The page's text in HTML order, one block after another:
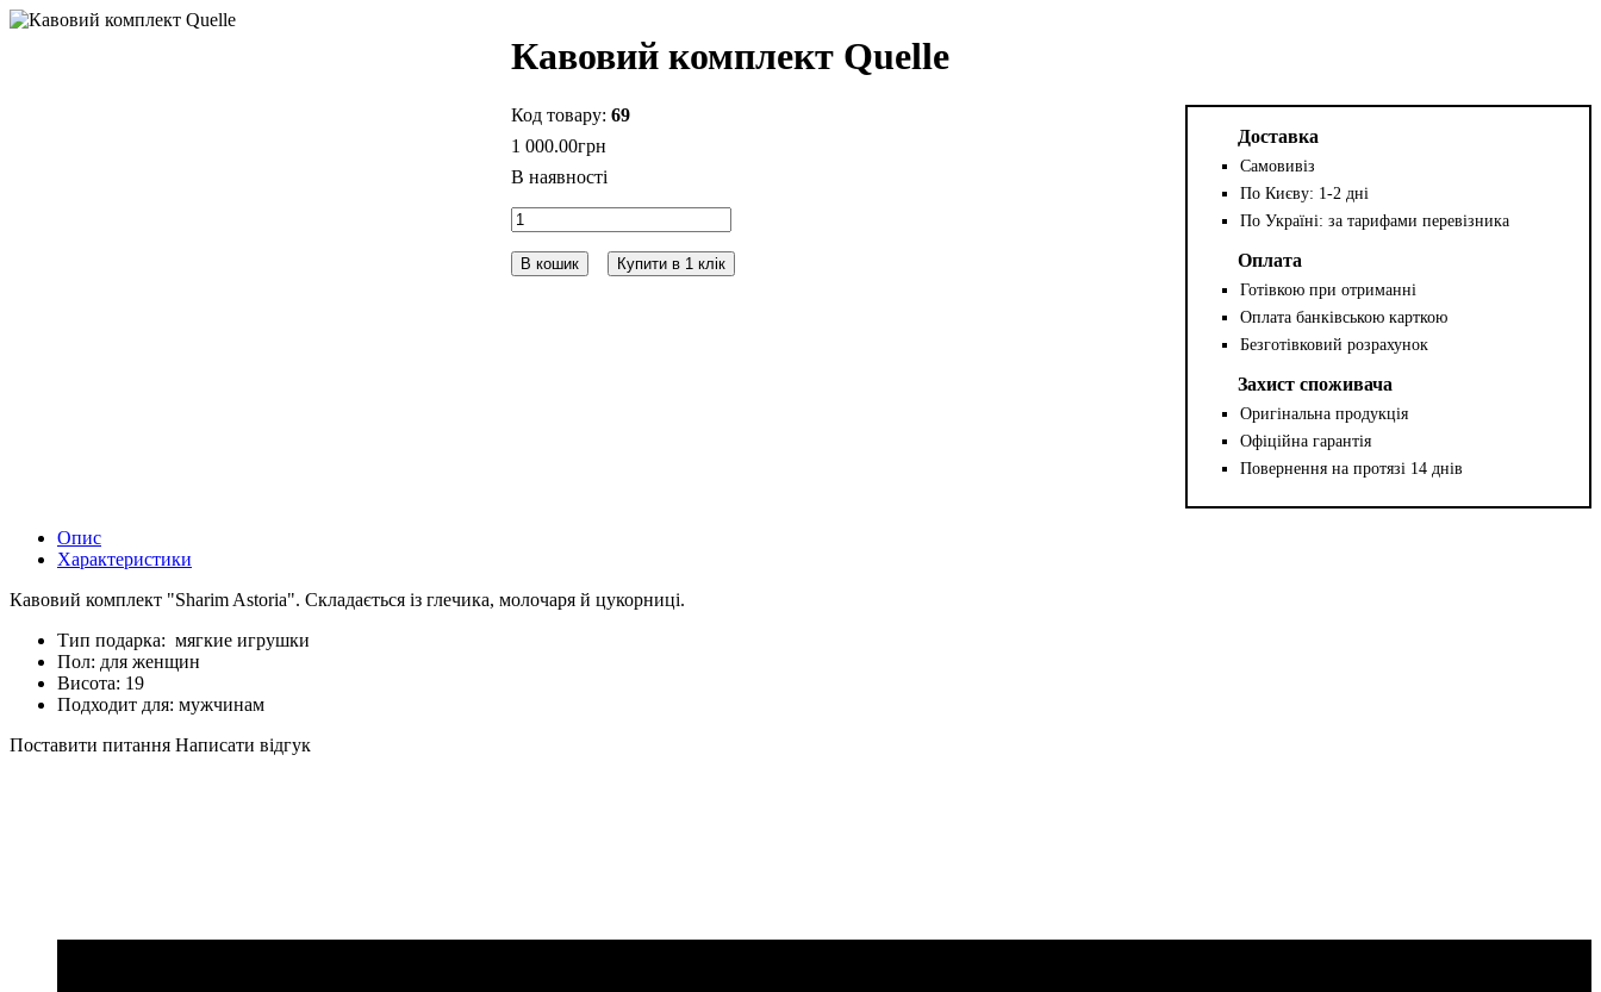
Кавовий комплект Quelle
69
1 000.00грн
В кошик Купити в 1 клік
Доставка
Самовивіз
По Києву: 1-2 дні
По Україні: за тарифами перевізника
Оплата
Готівкою при отриманні
Оплата банківською карткою
Безготівковий розрахунок
Захист споживача
Оригінальна продукція
Офіційна гарантія
Повернення на протязі 14 днів
Опис
Характеристики
Кавовий комплект "Sharim Astoria". Складається із глечика, молочаря й цукорниці.
Тип подарка: мягкие игрушки
Пол: для женщин
Висота: 19
Подходит для: мужчинам
Поставити питання Написати відгук